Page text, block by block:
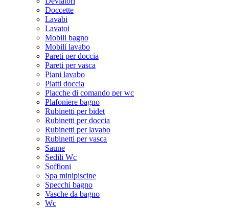
Doccette
Lavabi
Lavatoi
Mobili bagno
Mobili lavabo
Pareti per doccia
Pareti per vasca
Piani lavabo
Piatti doccia
Placche di comando per wc
Plafoniere bagno
Rubinetti per bidet
Rubinetti per doccia
Rubinetti per lavabo
Rubinetti per vasca
Saune
Sedili Wc
Soffioni
Spa minipiscine
Specchi bagno
Vasche da bagno
Wc